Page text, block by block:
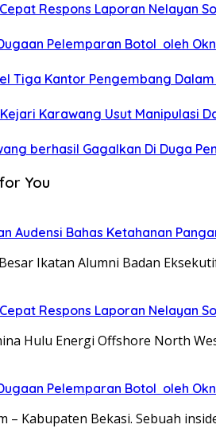
Respons Laporan Nelayan
Pelemparan Botol oleh
Tiga Kantor Pengembang
Karawang Usut Manipulasi
berhasil Gagalkan Di Duga
You
Audensi Bahas Ketahanan
Ikatan Alumni Badan
Respons Laporan Nelayan
Hulu Energi Offshore North
Pelemparan Botol oleh
– Kabupaten Bekasi. Sebuah